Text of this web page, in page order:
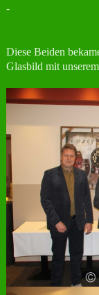
-
Alfred
Diese Beiden
Glasbild mit